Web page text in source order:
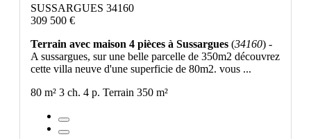
SUSSARGUES 34160
309 500 €
Terrain avec maison 4 pièces à Sussargues (34160) -
A sussargues, sur une belle parcelle de 350m2 découvrez
cette villa neuve d'une superficie de 80m2. vous ...
80 m² 3 ch. 4 p. Terrain 350 m²